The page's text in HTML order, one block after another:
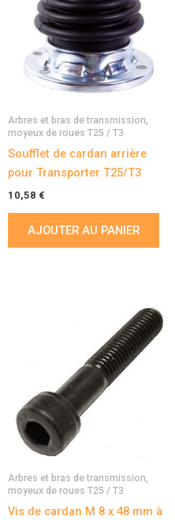
Arbres et bras de transmission,
moyeux de roues T25 / T3
Soufflet de cardan arrière
pour Transporter T25/T3
10,58 €
AJOUTER AU PANIER
Arbres et bras de transmission,
moyeux de roues T25 / T3
Vis de cardan M 8 x 48 mm à